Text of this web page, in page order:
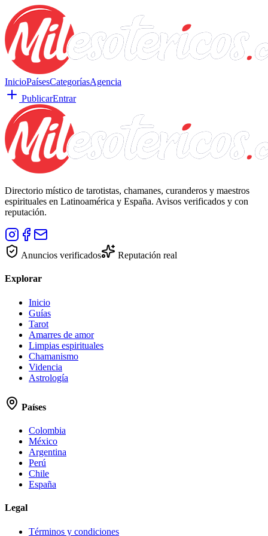
InicioPaísesCategoríasAgencia
PublicarEntrar
Directorio místico de tarotistas, chamanes, curanderos y maestros
espirituales en Latinoamérica y España. Avisos verificados y con
reputación.
Anuncios verificados Reputación real
Explorar
Inicio
Guías
Tarot
Amarres de amor
Limpias espirituales
Chamanismo
Videncia
Astrología
Países
Colombia
México
Argentina
Perú
Chile
España
Legal
Términos y condiciones